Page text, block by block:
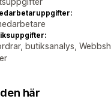
butiksanalys,
här